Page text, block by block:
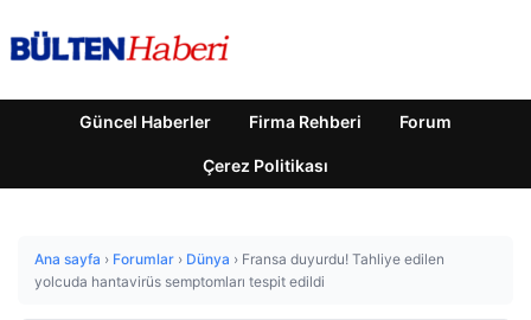
Güncel Haberler Firma Rehberi Forum
Çerez Politikası
Ana sayfa › Forumlar › Dünya › Fransa duyurdu! Tahliye edilen
yolcuda hantavirüs semptomları tespit edildi